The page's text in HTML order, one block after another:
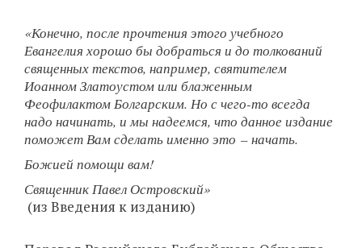
«Конечно, после прочтения этого учебного
Евангелия хорошо бы добраться и до толкований
священных текстов, например, святителем
Иоанном Златоустом или блаженным
Феофилактом Болгарским. Но с чего-то всегда
надо начинать, и мы надеемся, что данное издание
поможет Вам сделать именно это – начать.
Божией помощи вам!
Священник Павел Островский»
(из Введения к изданию)